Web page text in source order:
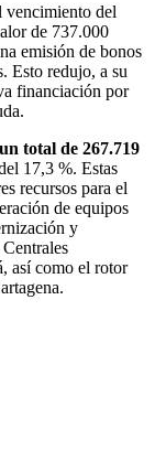
vencimiento del
de 737.000
emisión de bonos
Esto redujo, a su
financiación por
total de 267.719
17,3 %. Estas
recursos para el
de equipos
y
así como el rotor